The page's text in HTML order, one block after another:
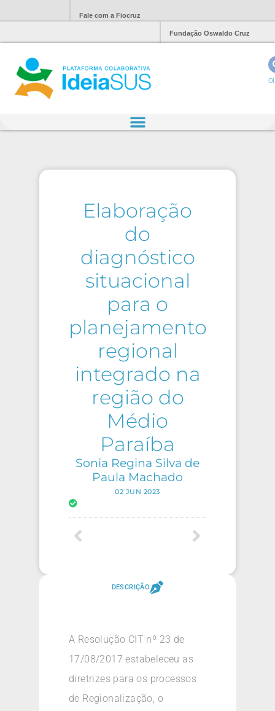
Fale com a Fiocruz
Fundação Oswaldo Cruz
Elaboração
do
diagnóstico
situacional
para o
planejamento
regional
integrado na
região do
Médio
Paraíba
Sonia Regina Silva de
Paula Machado
02 JUN 2023
DESCRIÇÃO
A Resolução CIT nº 23 de
17/08/2017 estabeleceu as
diretrizes para os processos
de Regionalização, o